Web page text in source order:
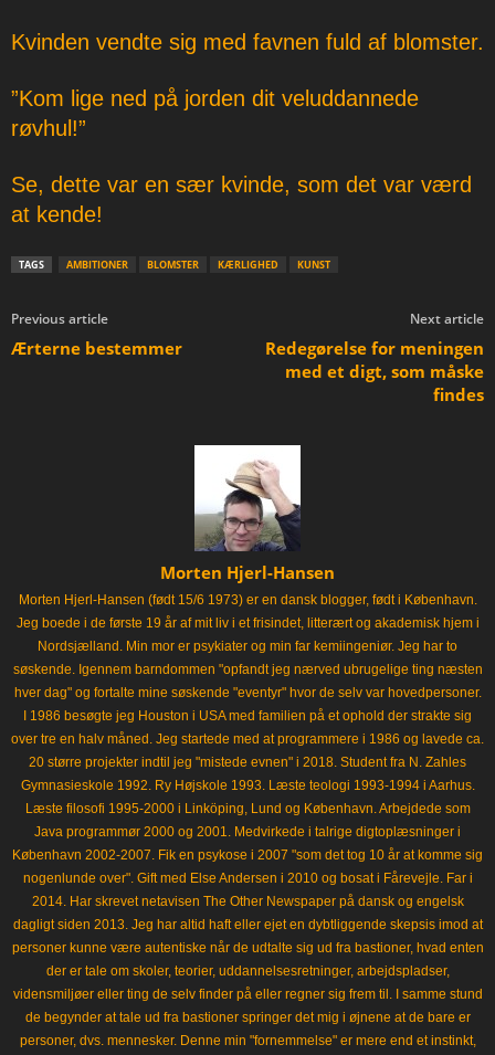
Kvinden vendte sig med favnen fuld af blomster.
”Kom lige ned på jorden dit veluddannede
røvhul!”
Se, dette var en sær kvinde, som det var værd
at kende!
TAGS AMBITIONER BLOMSTER KÆRLIGHED KUNST
Previous article
Ærterne bestemmer
Next article
Redegørelse for meningen
med et digt, som måske
findes
Morten Hjerl-Hansen
Morten Hjerl-Hansen (født 15/6 1973) er en dansk blogger, født i København.
Jeg boede i de første 19 år af mit liv i et frisindet, litterært og akademisk hjem i
Nordsjælland. Min mor er psykiater og min far kemiingeniør. Jeg har to
søskende. Igennem barndommen "opfandt jeg nærved ubrugelige ting næsten
hver dag" og fortalte mine søskende "eventyr" hvor de selv var hovedpersoner.
I 1986 besøgte jeg Houston i USA med familien på et ophold der strakte sig
over tre en halv måned. Jeg startede med at programmere i 1986 og lavede ca.
20 større projekter indtil jeg "mistede evnen" i 2018. Student fra N. Zahles
Gymnasieskole 1992. Ry Højskole 1993. Læste teologi 1993-1994 i Aarhus.
Læste filosofi 1995-2000 i Linköping, Lund og København. Arbejdede som
Java programmør 2000 og 2001. Medvirkede i talrige digtoplæsninger i
København 2002-2007. Fik en psykose i 2007 "som det tog 10 år at komme sig
nogenlunde over". Gift med Else Andersen i 2010 og bosat i Fårevejle. Far i
2014. Har skrevet netavisen The Other Newspaper på dansk og engelsk
dagligt siden 2013. Jeg har altid haft eller ejet en dybtliggende skepsis imod at
personer kunne være autentiske når de udtalte sig ud fra bastioner, hvad enten
der er tale om skoler, teorier, uddannelsesretninger, arbejdspladser,
vidensmiljøer eller ting de selv finder på eller regner sig frem til. I samme stund
de begynder at tale ud fra bastioner springer det mig i øjnene at de bare er
personer, dvs. mennesker. Denne min "fornemmelse" er mere end et instinkt,